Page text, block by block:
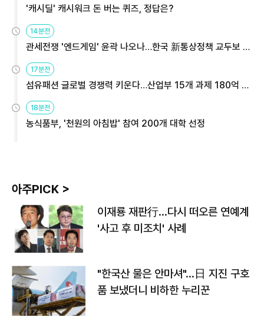
'캐시딜' 캐시워크 돈 버는 퀴즈, 정답은?
14분전
관세전쟁 '엔드게임' 윤곽 나오나…한국 新통상정책 교두보 활
용해야
17분전
섬유패션 글로벌 경쟁력 키운다…산업부 15개 과제 180억 지
원
18분전
농식품부, '천원의 아침밥' 참여 200개 대학 선정
아주PICK >
이재룡 재판行…다시 떠오른 연예계
'사고 후 미조치' 사례
"한국산 물은 안마셔"…日 지진 구호
품 보냈더니 비하한 누리꾼